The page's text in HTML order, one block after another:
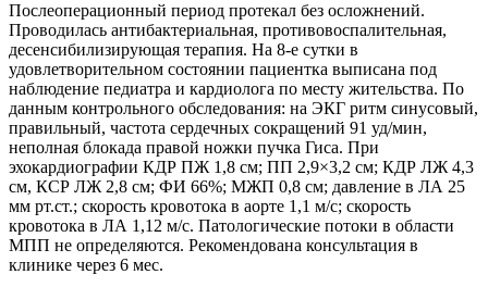
Послеоперационный период протекал без осложнений.
Проводилась антибактериальная, противовоспалительная,
десенсибилизирующая терапия. На 8-е сутки в
удовлетворительном состоянии пациентка выписана под
наблюдение педиатра и кардиолога по месту жительства. По
данным контрольного обследования: на ЭКГ ритм синусовый,
правильный, частота сердечных сокращений 91 уд/мин,
неполная блокада правой ножки пучка Гиса. При
эхокардиографии КДР ПЖ 1,8 см; ПП 2,9×3,2 см; КДР ЛЖ 4,3
см, КСР ЛЖ 2,8 см; ФИ 66%; МЖП 0,8 см; давление в ЛА 25
мм рт.ст.; скорость кровотока в аорте 1,1 м/с; скорость
кровотока в ЛА 1,12 м/с. Патологические потоки в области
МПП не определяются. Рекомендована консультация в
клинике через 6 мес.